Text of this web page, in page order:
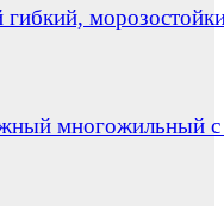
многожильный с